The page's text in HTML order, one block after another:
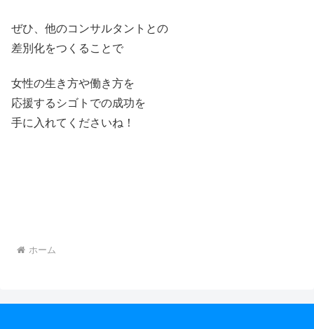
ぜひ、他のコンサルタントとの
差別化をつくることで
女性の生き方や働き方を
応援するシゴトでの成功を
手に入れてくださいね！
ホーム